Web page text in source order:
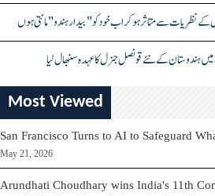
کے نظریات سے متاثر ہو کر اب خود کو "بیدار ہندو" مانتی ہوں
ہندوستان کے نئے قونصل جنرل کا عہدہ سنبھال لیا
Most Viewed
San Francisco Turns to AI to Safeguard
May 21, 2026
Arundhati Choudhary wins India's 11th